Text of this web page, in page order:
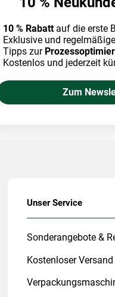
Unser Service
Sonderangebote &
Kostenloser
10 % Rabatt auf die erste
Exklusive und regelmäßige
Tipps zur
Kostenlos und jederzeit
Zum